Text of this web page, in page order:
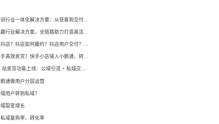
决 企业微信私域流量运营、用户管理
全
海外版 eLink
适配出海场景的全新产品，实现海
外经营闭环
等
高效变现
解
餐饮行业
加盟培育、连锁门店管理、企业商
交
小鹅通 B 站卖货功能上线：公域引流 + 私域交付闭环，助力商家高效变现！
通做用户分层运营
用户转到私域？
裂变增长
域复购率、转化率